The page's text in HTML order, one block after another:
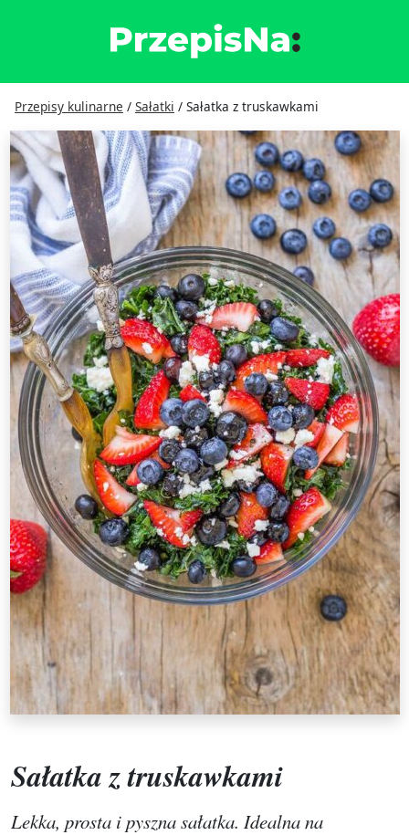
Przepisy kulinarne / Sałatki / Sałatka z truskawkami
Sałatka z truskawkami
Lekka, prosta i pyszna sałatka. Idealna na